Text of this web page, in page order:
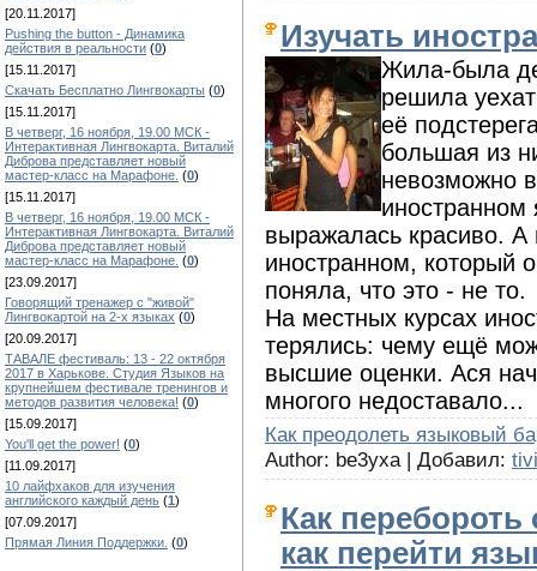
[20.11.2017]
Pushing the button - Динамика
действия в реальности (0)
[15.11.2017]
Скачать Бесплатно Лингвокарты (0)
[15.11.2017]
В четверг, 16 ноября, 19.00 МСК -
Интерактивная Лингвокарта. Виталий
Диброва представляет новый
мастер-класс на Марафоне. (0)
[15.11.2017]
В четверг, 16 ноября, 19.00 МСК -
Интерактивная Лингвокарта. Виталий
Диброва представляет новый
мастер-класс на Марафоне. (0)
[23.09.2017]
Говорящий тренажер с "живой"
Лингвокартой на 2-х языках (0)
[20.09.2017]
ТАВАЛЕ фестиваль: 13 - 22 октября
2017 в Харькове. Студия Языков на
крупнейшем фестивале тренингов и
методов развития человека! (0)
[15.09.2017]
You'll get the power! (0)
[11.09.2017]
10 лайфхаков для изучения
английского каждый день (1)
[07.09.2017]
Прямая Линия Поддержки. (0)
Изучать
Жила-была
решила
её
большая из
невозможно
выражалась красиво. А
иностранном, который
поняла, что это - не то.
На местных курсах
терялись: чему ещё
высшие оценки. Ася
многого недоставало...
Как преодолеть языковый
Author: be3yxa | Добавил:
Как
как перейти